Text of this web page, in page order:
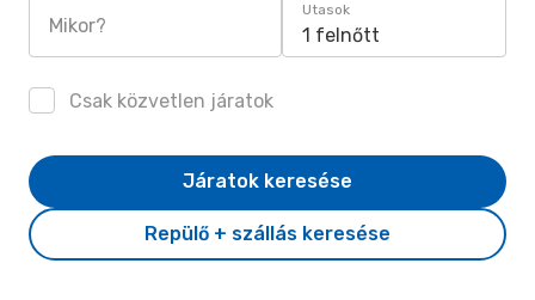
Mikor?
Utasok
1 felnőtt
Csak közvetlen járatok
Repülő + szállás keresése
Járatok keresése